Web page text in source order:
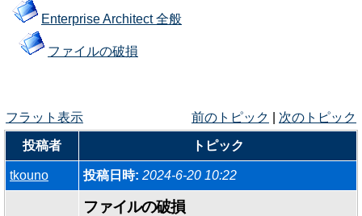
Enterprise Architect 全般
ファイルの破損
フラット表示 前のトピック 次のトピック
投稿者 トピック
tkouno 投稿日時: 2024-6-20 10:22
ファイルの破損